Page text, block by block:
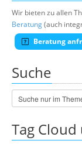
Wir bieten zu allen
Beratung(auch
Beratung
Suche
Tag